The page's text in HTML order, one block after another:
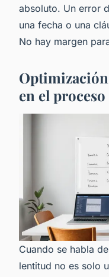
absoluto. Un error
una fecha o una
No hay margen
en el
Cuando se habla
lentitud no es solo